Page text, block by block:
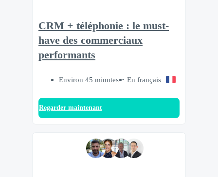
CRM + téléphonie : le must-
have des commerciaux
performants
Environ 45 minutes En français
Regarder maintenant